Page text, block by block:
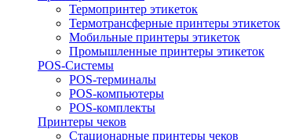
Термопринтер этикеток
Термотрансферные принтеры этикеток
Мобильные принтеры этикеток
Промышленные принтеры этикеток
POS-Системы
POS-терминалы
POS-компьютеры
POS-комплекты
Принтеры чеков
Стационарные принтеры чеков